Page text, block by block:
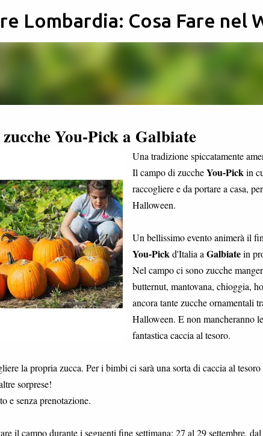
Passa ai
Lombardia: Cosa Fare nel
You-Pick a Galbiate
Una tradizione spiccatamente
Il campo di zuccheYou-Pick in
raccogliere e da portare a casa,
Halloween.
Un bellissimo evento animerà il
You-Pick d'Italia a Galbiatein
Nel campo ci sono zucche
butternut, mantovana, chioggia,
ancora tante zucche ornamentali
Halloween. E non mancheranno
fantastica caccia al tesoro.
la propria zucca. Per i bimbi ci sarà una sorta di caccia al
sorprese!
e senza prenotazione.
il campo durante i seguenti fine settimana: 27 al 29 settembre,